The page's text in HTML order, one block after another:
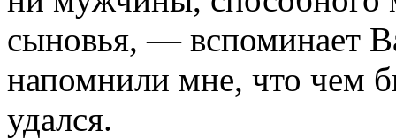
сыновья, — вспоминает
напомнили мне, что чем
удался.